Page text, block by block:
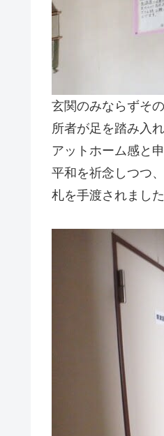
玄関のみならずそ
所者が足を踏み入
アットホーム感と
平和を祈念しつつ
札を手渡されました